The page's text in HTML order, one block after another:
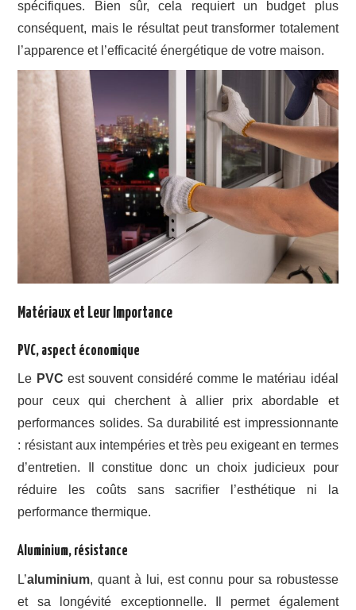
spécifiques. Bien sûr, cela requiert un budget plus
conséquent, mais le résultat peut transformer totalement
l’apparence et l’efficacité énergétique de votre maison.
Matériaux et Leur Importance
PVC, aspect économique
Le PVC est souvent considéré comme le matériau idéal
pour ceux qui cherchent à allier prix abordable et
performances solides. Sa durabilité est impressionnante
: résistant aux intempéries et très peu exigeant en termes
d’entretien. Il constitue donc un choix judicieux pour
réduire les coûts sans sacrifier l’esthétique ni la
performance thermique.
Aluminium, résistance
L’aluminium, quant à lui, est connu pour sa robustesse
et sa longévité exceptionnelle. Il permet également